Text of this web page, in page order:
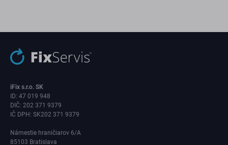
iFix s.r.o. SK
ID: 47 019 948
DIČ: 202 371 9379
IČ DPH: SK202 371 9379
Námestie hraničiarov 6/A
85103 Bratislava